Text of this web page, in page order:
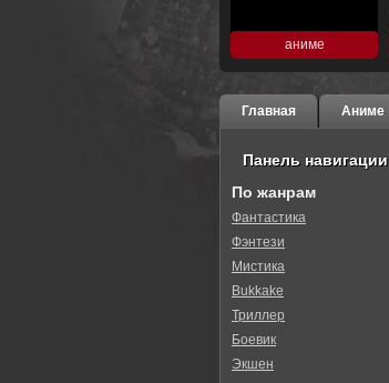
аниме
Главная Аниме
Панель навигации
По жанрам
Фантастика
Фэнтези
Мистика
Bukkake
Триллер
Боевик
Экшен